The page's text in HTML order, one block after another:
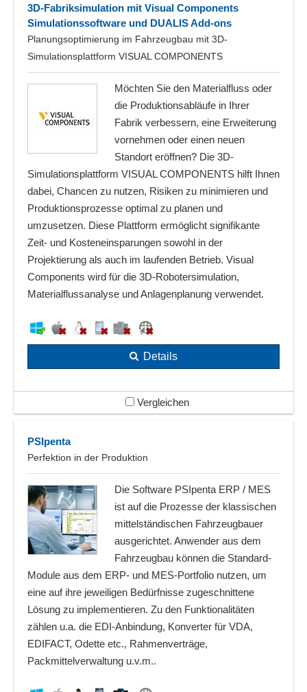
3D-Fabriksimulation mit Visual Components
Simulationssoftware und DUALIS Add-ons
Planungsoptimierung im Fahrzeugbau mit 3D-
Simulationsplattform VISUAL COMPONENTS
Möchten Sie den Materialfluss oder
die Produktionsabläufe in Ihrer
Fabrik verbessern, eine Erweiterung
vornehmen oder einen neuen
Standort eröffnen? Die 3D-
Simulationsplattform VISUAL COMPONENTS hilft Ihnen
dabei, Chancen zu nutzen, Risiken zu minimieren und
Produktionsprozesse optimal zu planen und
umzusetzen. Diese Plattform ermöglicht signifikante
Zeit- und Kosteneinsparungen sowohl in der
Projektierung als auch im laufenden Betrieb. Visual
Components wird für die 3D-Robotersimulation,
Materialflussanalyse und Anlagenplanung verwendet.
Details
Vergleichen
PSIpenta
Perfektion in der Produktion
Die Software PSIpenta ERP / MES
ist auf die Prozesse der klassischen
mittelständischen Fahrzeugbauer
ausgerichtet. Anwender aus dem
Fahrzeugbau können die Standard-
Module aus dem ERP- und MES-Portfolio nutzen, um
eine auf ihre jeweiligen Bedürfnisse zugeschnittene
Lösung zu implementieren. Zu den Funktionalitäten
zählen u.a. die EDI-Anbindung, Konverter für VDA,
EDIFACT, Odette etc., Rahmenverträge,
Packmittelverwaltung u.v.m..